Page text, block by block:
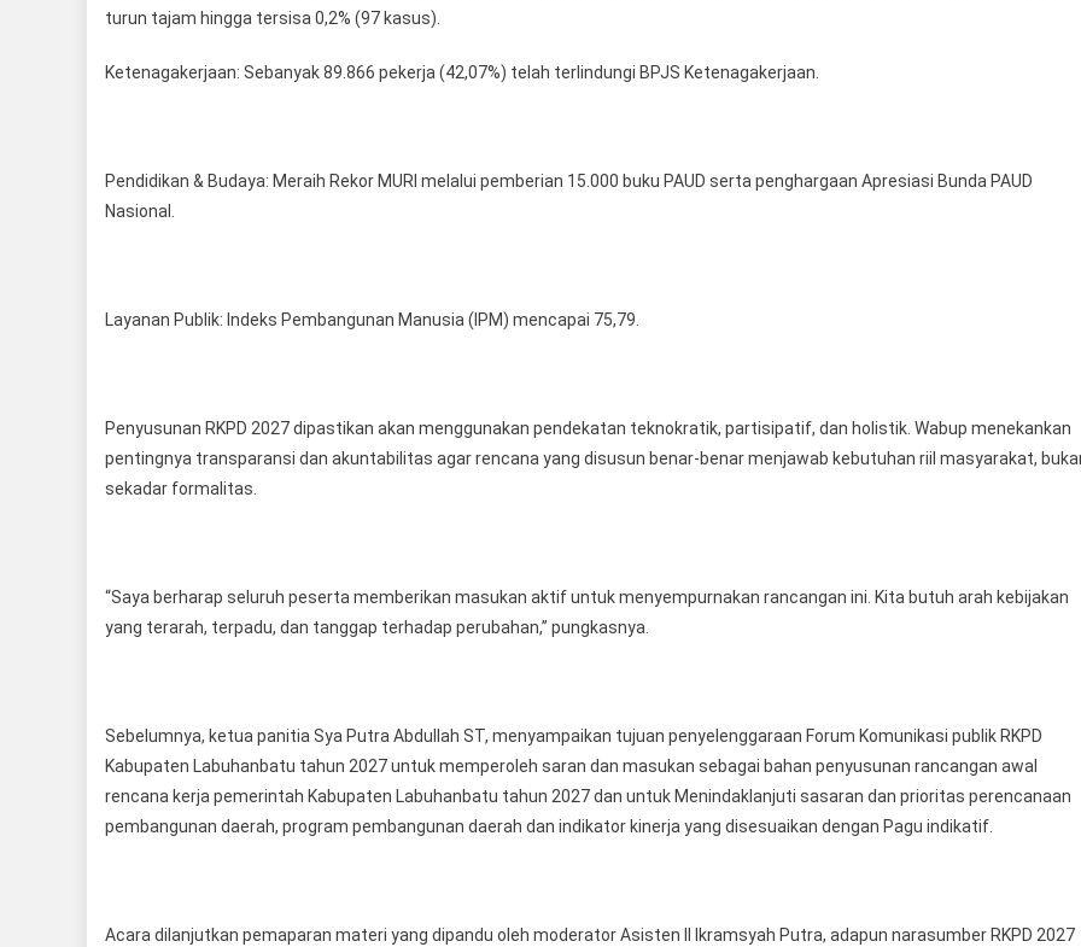
turun tajam hingga tersisa 0,2% (97 kasus).
Ketenagakerjaan: Sebanyak 89.866 pekerja (42,07%) telah terlindungi BPJS Ketenagakerjaan.
Pendidikan & Budaya: Meraih Rekor MURI melalui pemberian 15.000 buku PAUD serta penghargaan Apresiasi Bunda PAUD
Nasional.
Layanan Publik: Indeks Pembangunan Manusia (IPM) mencapai 75,79.
Penyusunan RKPD 2027 dipastikan akan menggunakan pendekatan teknokratik, partisipatif, dan holistik. Wabup menekankan
pentingnya transparansi dan akuntabilitas agar rencana yang disusun benar-benar menjawab kebutuhan riil masyarakat,
sekadar formalitas.
“Saya berharap seluruh peserta memberikan masukan aktif untuk menyempurnakan rancangan ini. Kita butuh arah kebijakan
yang terarah, terpadu, dan tanggap terhadap perubahan,” pungkasnya.
Sebelumnya, ketua panitia Sya Putra Abdullah ST, menyampaikan tujuan penyelenggaraan Forum Komunikasi publik RKPD
Kabupaten Labuhanbatu tahun 2027 untuk memperoleh saran dan masukan sebagai bahan penyusunan rancangan awal
rencana kerja pemerintah Kabupaten Labuhanbatu tahun 2027 dan untuk Menindaklanjuti sasaran dan prioritas perencanaan
pembangunan daerah, program pembangunan daerah dan indikator kinerja yang disesuaikan dengan Pagu indikatif.
Acara dilanjutkan pemaparan materi yang dipandu oleh moderator Asisten II Ikramsyah Putra, adapun narasumber RKPD 2027